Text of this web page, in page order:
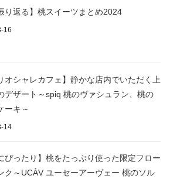
り返る】桃スイーツまとめ2024
16
オシャレカフェ】静かな店内でいただく上
デザート～spiq 桃のヴァシュラン、桃の
ーキ～
14
ぴったり】桃をたっぷり使った限定フロー
ク～UCÀV ユーセーアーヴェー 桃のソル